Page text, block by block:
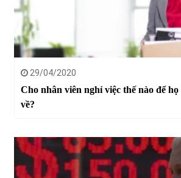
29/04/2020
Cho nhân viên nghỉ việc thế nào để họ
về?